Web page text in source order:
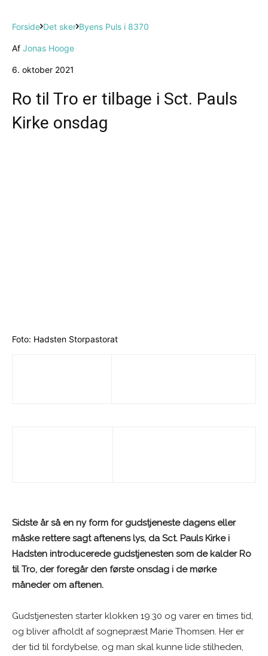
Forside Det sker Byens Puls i 8370
Af Jonas Hooge
6. oktober 2021
Ro til Tro er tilbage i Sct. Pauls
Kirke onsdag
Foto: Hadsten Storpastorat
Sidste år så en ny form for gudstjeneste dagens eller
måske rettere sagt aftenens lys, da Sct. Pauls Kirke i
Hadsten introducerede gudstjenesten som de kalder Ro
til Tro, der foregår den første onsdag i de mørke
måneder om aftenen.
Gudstjenesten starter klokken 19.30 og varer en times tid,
og bliver afholdt af sognepræst Marie Thomsen. Her er
der tid til fordybelse, og man skal kunne lide stilheden,